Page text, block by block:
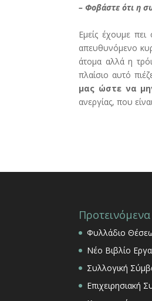
– Φοβάστε ότι η
Εμείς έχουμε
απευθυνόμενο
άτομα αλλά η
πλαίσιο αυτό
μας ώστε να
ανεργίας, που
Προτεινόμενα
Φυλλάδιο
Νέο Βιβλίο
Συλλογική
Επιχειρησιακή